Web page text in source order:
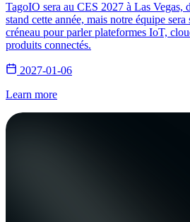
TagoIO sera au CES 2027 à Las Vegas,
stand cette année, mais notre équipe
créneau pour parler plateformes IoT,
produits connectés.
2027-01-06
Learn more